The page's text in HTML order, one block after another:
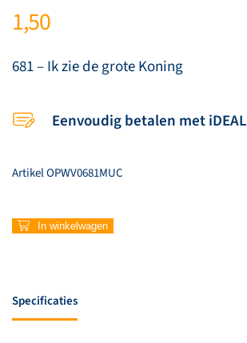
1,50
681 – Ik zie de grote Koning
Eenvoudig betalen met iDEAL
ArtikelOPWV0681MUC
681
grote
In winkelwagen
Specificaties